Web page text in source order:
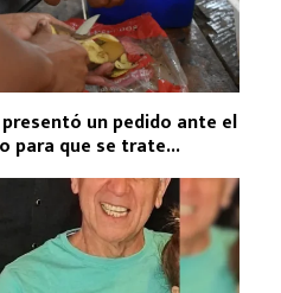
un pedido ante el
para que se trate...